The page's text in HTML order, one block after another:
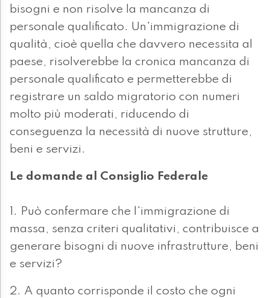
bisogni e non risolve la mancanza di
personale qualificato. Un'immigrazione di
qualità, cioè quella che davvero necessita al
paese, risolverebbe la cronica mancanza di
personale qualificato e permetterebbe di
registrare un saldo migratorio con numeri
molto più moderati, riducendo di
conseguenza la necessità di nuove strutture,
beni e servizi.
Le domande al Consiglio Federale
1. Può confermare che l'immigrazione di
massa, senza criteri qualitativi, contribuisce a
generare bisogni di nuove infrastrutture, beni
e servizi?
2. A quanto corrisponde il costo che ogni